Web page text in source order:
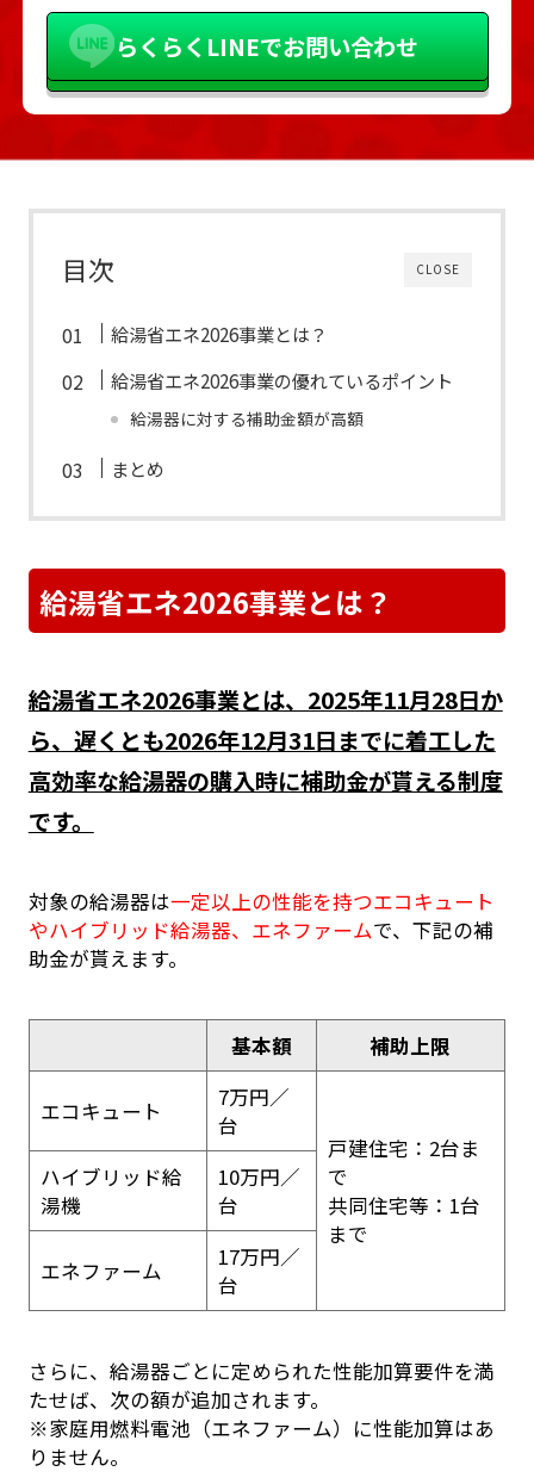
らくらくLINEでお問い合わせ
CLOSE
目次
給湯省エネ2026事業とは？
給湯省エネ2026事業の優れているポイント
給湯器に対する補助金額が高額
まとめ
給湯省エネ2026事業とは？
給湯省エネ2026事業とは、2025年11月28日か
ら、遅くとも2026年12月31日までに着工した
高効率な給湯器の購入時に補助金が貰える制度
です。
対象の給湯器は一定以上の性能を持つエコキュート
やハイブリッド給湯器、エネファームで、下記の補
助金が貰えます。
基本額 補助上限
エコキュート
7万円／
台
戸建住宅：2台ま
で
共同住宅等：1台
まで
ハイブリッド給
湯機
10万円／
台
エネファーム
17万円／
台
さらに、給湯器ごとに定められた性能加算要件を満
たせば、次の額が追加されます。
※家庭用燃料電池（エネファーム）に性能加算はあ
りません。